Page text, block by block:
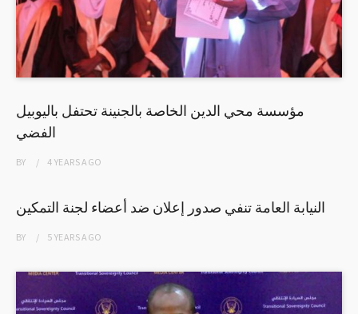
مؤسسة محي الدين الخاصة بالجنينة تحتفل باليوبيل
الفضي
BY 4 YEARSAGO
النيابة العامة تنفي صدور إعلان ضد أعضاء لجنة التمكين
BY 5 YEARSAGO